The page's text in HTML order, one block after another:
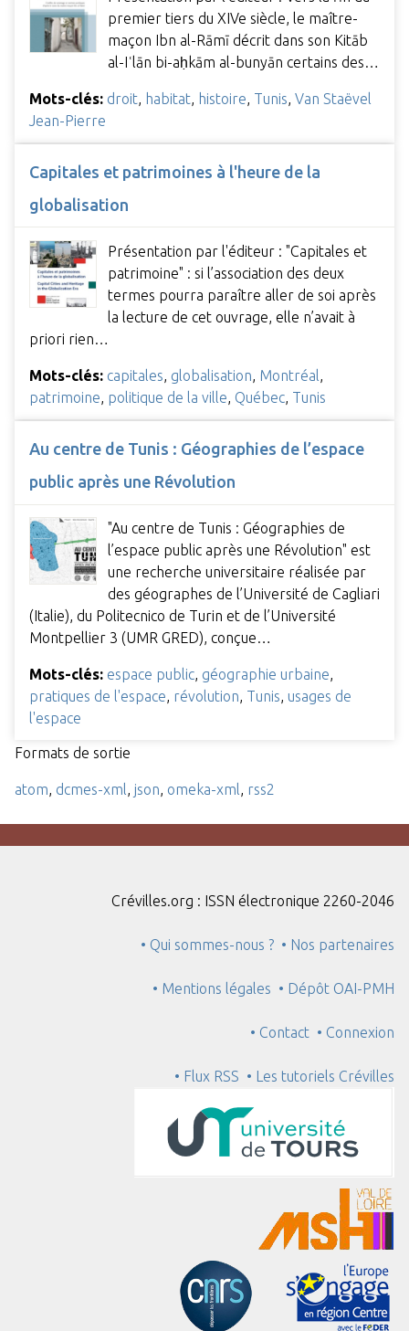
premier tiers du XIVe siècle, le maître-
maçon Ibn al-Rāmī décrit dans son Kitāb
al-Iʿlān bi-aḥkām al-bunyān certains des…
Mots-clés: droit habitat histoire Tunis Van Staëvel
Jean-Pierre
Capitales et patrimoines à l'heure de la
globalisation
Présentation par l'éditeur : "Capitales et
patrimoine" : si l’association des deux
termes pourra paraître aller de soi après
la lecture de cet ouvrage, elle n’avait à
priori rien…
Mots-clés: capitales, globalisation, Montréal,
patrimoine, politique de la ville, Québec, Tunis
Au centre de Tunis : Géographies de l’espace
public après une Révolution
"Au centre de Tunis : Géographies de
l’espace public après une Révolution" est
une recherche universitaire réalisée par
des géographes de l’Université de Cagliari
(Italie), du Politecnico de Turin et de l’Université
Montpellier 3 (UMR GRED), conçue…
Mots-clés: espace public, géographie urbaine,
pratiques de l'espace, révolution, Tunis, usages de
l'espace
Formats de sortie
atom, dcmes-xml, json, omeka-xml, rss2
Crévilles.org : ISSN électronique 2260-2046
• Qui sommes-nous ? • Nos partenaires
• Mentions légales • Dépôt OAI-PMH
• Contact • Connexion
• Flux RSS • Les tutoriels Crévilles